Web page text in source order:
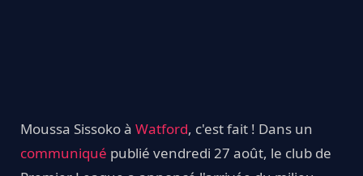
Moussa Sissoko à Watford, c'est fait ! Dans un
communiqué publié vendredi 27 août, le club de